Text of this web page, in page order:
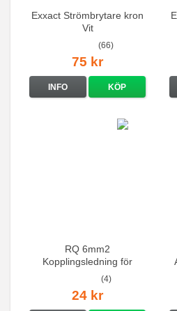
Exxact Strömbrytare kron
Vit
(66)
75 kr
INFO KÖP
RQ 6mm2
Kopplingsledning för
elcentraler mm
(4)
24 kr